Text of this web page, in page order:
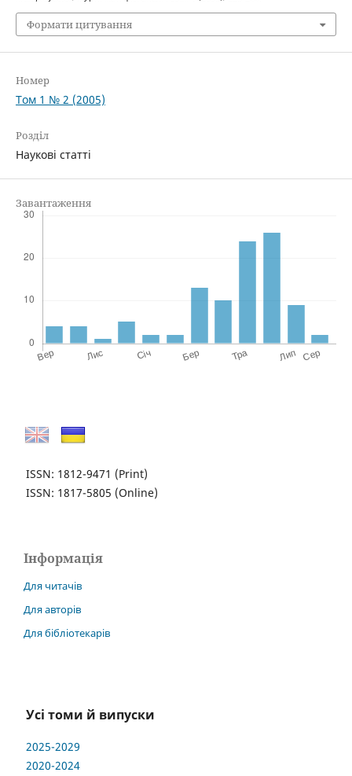
Формати цитування
Номер
Том 1 № 2 (2005)
Розділ
Наукові статті
Завантаження
ISSN: 1812-9471 (Print)
ISSN: 1817-5805 (Online)
Інформація
Для читачів
Для авторів
Для бібліотекарів
Усі томи й випуски
2025-2029
2020-2024